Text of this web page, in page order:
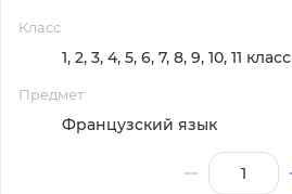
Класс
1, 2, 3, 4, 5, 6, 7, 8, 9, 10, 11 класс
Предмет
Французский язык